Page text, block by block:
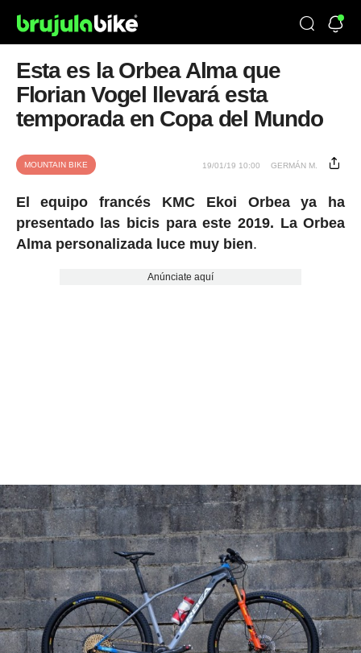
Esta es la Orbea Alma que
Florian Vogel llevará esta
temporada en Copa del Mundo
MOUNTAIN BIKE 19/01/19 10:00 GERMÁN M.
El equipo francés KMC Ekoi Orbea ya ha
presentado las bicis para este 2019. La Orbea
Alma personalizada luce muy bien.
Anúnciate aquí